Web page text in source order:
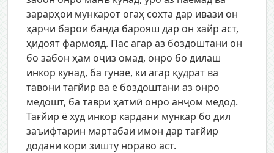
зарарҳои мункарот огаҳ сохта дар ивази он
ҳарчи барои банда барояш дар он хайр аст,
ҳидоят фармояд. Пас агар аз боздоштани он
бо забон ҳам оҷиз омад, онро бо дилаш
инкор кунад, ба гунае, ки агар қудрат ва
тавони тағйир ва ё боздоштани аз онро
медошт, ба таври ҳатмӣ онро анҷом медод.
Тағйир ё худ инкор кардани мункар бо дил
заъифтарин мартабаи имон дар тағйир
додани кори зишту нораво аст.